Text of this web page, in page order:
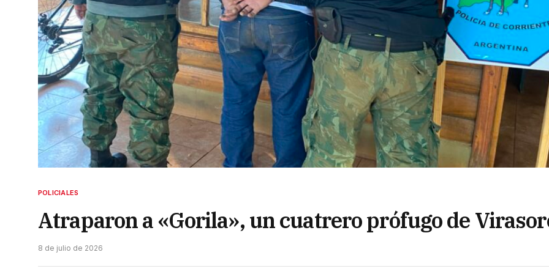
POLICIALES
Atraparon a «Gorila», un cuatrero prófugo de
8 de julio de 2026